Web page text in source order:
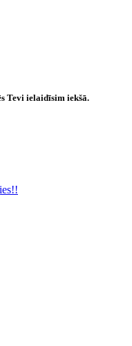
Tevi ielaidīsim iekšā.